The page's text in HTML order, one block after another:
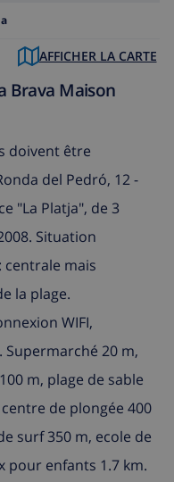
AFFICHER LA CARTE
Brava Maison
doivent être
del Pedró, 12 -
"La Platja", de 3
Situation
centrale mais
la plage.
WIFI,
20 m,
m, plage de sable
de plongée 400
surf 350 m, ecole de
pour enfants 1.7 km.